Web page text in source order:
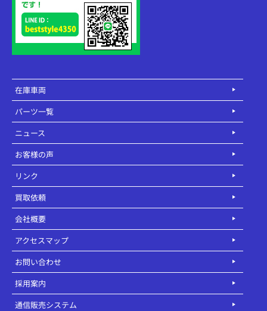
在庫車両
パーツ一覧
ニュース
お客様の声
リンク
買取依頼
会社概要
アクセスマップ
お問い合わせ
採用案内
通信販売システム